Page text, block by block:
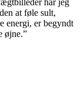
at føle sult,
energi, er begyndt
øjne.”